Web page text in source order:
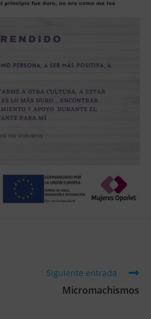
Siguiente entrada
Micromachismos